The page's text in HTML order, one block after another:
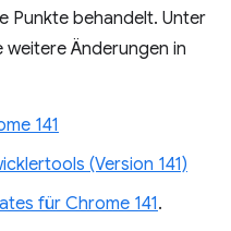
Punkte behandelt. Unter
weitere Änderungen in
141
(Version 141)
für Chrome 141.